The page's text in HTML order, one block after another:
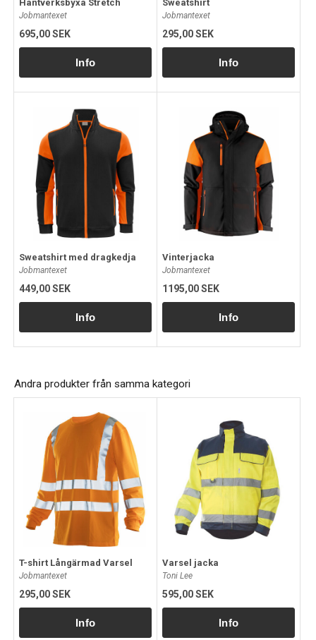
Hantverksbyxa Stretch
Jobmantexet
695,00 SEK
Sweatshirt
Jobmantexet
295,00 SEK
Sweatshirt med dragkedja
Jobmantexet
449,00 SEK
Vinterjacka
Jobmantexet
1195,00 SEK
Andra produkter från samma kategori
T-shirt Långärmad Varsel
Jobmantexet
295,00 SEK
Varsel jacka
Toni Lee
595,00 SEK